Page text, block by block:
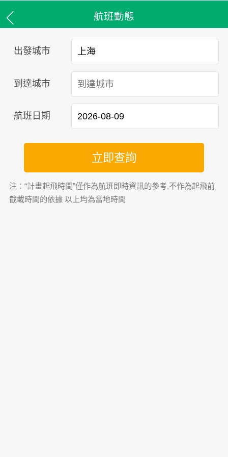
航班動態
出發城市
到達城市
航班日期
立即查詢
注：“計畫起飛時間”僅作為航班即時資訊的參考,不作為起飛前
截載時間的依據 以上均為當地時間